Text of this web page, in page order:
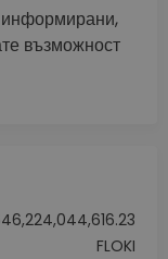
информирани,
възможност
FLOKI